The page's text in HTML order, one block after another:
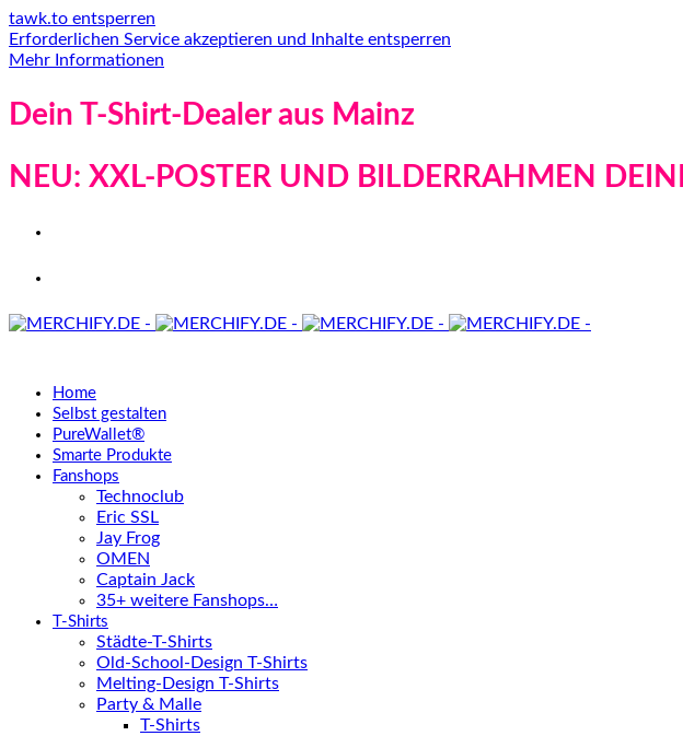
tawk.to entsperren
Erforderlichen Service akzeptieren und Inhalte entsperren
Mehr Informationen
Dein T-Shirt-Dealer aus Mainz
NEU: XXL-POSTER UND BILDERRAHMEN
Home
Selbst gestalten
PureWallet®
Smarte Produkte
Fanshops
Technoclub
Eric SSL
Jay Frog
OMEN
Captain Jack
35+ weitere Fanshops…
T-Shirts
Städte-T-Shirts
Old-School-Design T-Shirts
Melting-Design T-Shirts
Party & Malle
T-Shirts